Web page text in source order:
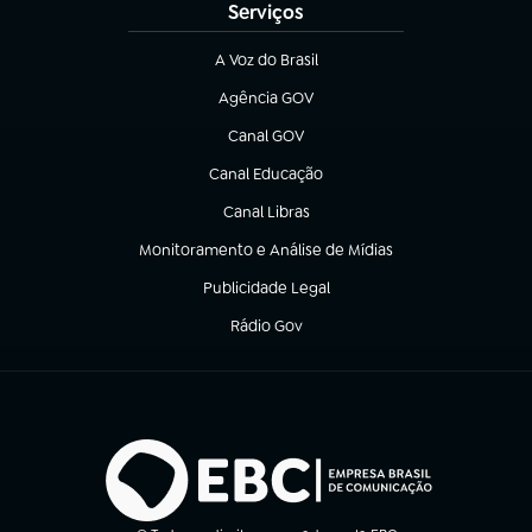
Serviços
A Voz do Brasil
(abre em nova aba)
Agência GOV
(abre em nova aba)
Canal GOV
(abre em nova aba)
Canal Educação
(abre em nova aba)
Canal Libras
(abre em nova aba)
Monitoramento e Análise de Mídias
(abre em nova aba)
Publicidade Legal
(abre em nova aba)
Rádio Gov
(abre em nova aba)